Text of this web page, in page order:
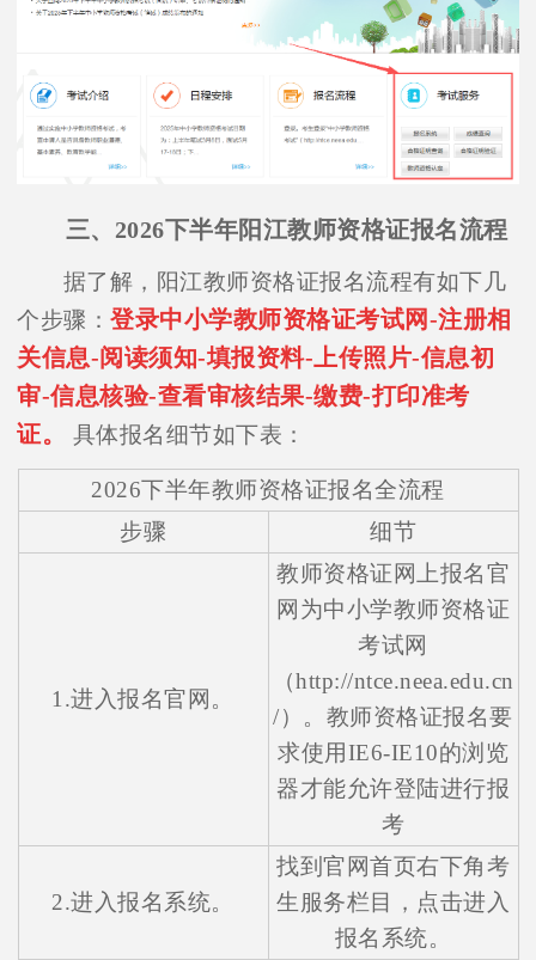
三、2026下半年阳江教师资格证报名流程
据了解，阳江教师资格证报名流程有如下几
个步骤：登录中小学教师资格证考试网-注册相
关信息-阅读须知-填报资料-上传照片-信息初
审-信息核验-查看审核结果-缴费-打印准考
证。
具体报名细节如下表：
2026下半年教师资格证报名全流程
步骤
细节
1.进入报名官网。
教师资格证网上报名官
网为中小学教师资格证
考试网
（http://ntce.neea.edu.cn
/）。教师资格证报名要
求使用IE6-IE10的浏览
器才能允许登陆进行报
考
2.进入报名系统。
找到官网首页右下角考
生服务栏目，点击进入
报名系统。